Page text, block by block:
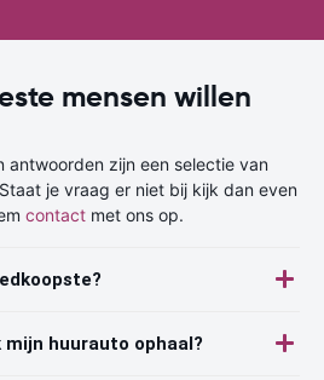
mensen willen
antwoorden zijn een selectie van
je vraag er niet bij kijk dan even
contact met ons op.
mijn huurauto ophaal?